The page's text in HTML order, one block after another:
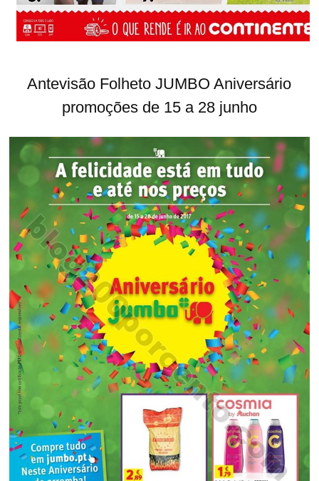
Antevisão Folheto JUMBO Aniversário
promoções de 15 a 28 junho